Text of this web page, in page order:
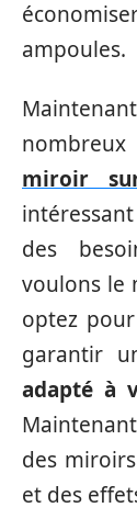
ampoules.
miroir
des
voulons le
optez
garantir
adapté à
des
et des